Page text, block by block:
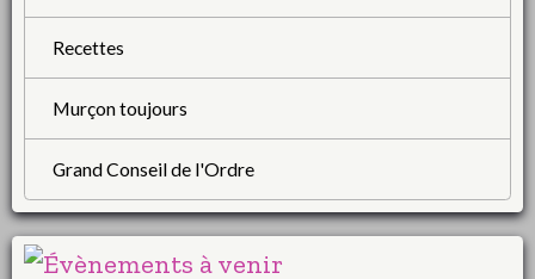
Recettes
Murçon toujours
Grand Conseil de l'Ordre